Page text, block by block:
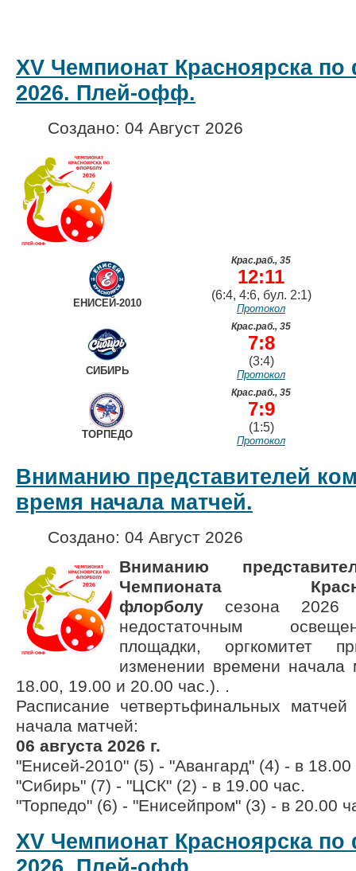
XV Чемпионат Красноярска
2026. Плей-офф.
Создано: 04 Август 2026
ЕНИСЕЙ-2010
Крас.раб., 35
12:11
(6:4, 4:6, бул. 2:1)
Протокол
СИБИРЬ
Крас.раб., 35
7:8
(3:4)
Протокол
ТОРПЕДО
Крас.раб., 35
7:9
(1:5)
Протокол
Вниманию представителей
время начала матчей.
Создано: 04 Август 2026
Вниманию
Чемпионата
флорболу сезона 2026
недостаточным
площадки, оргкомитет
изменении времени
18.00, 19.00 и 20.00 час.). .
Расписание четвертьфинальных
начала матчей:
06 августа 2026 г.
"Енисей-2010" (5) - "Авангард" (4) - в 18.00
"Сибирь" (7) - "ЦСК" (2) - в 19.00 час.
"Торпедо" (6) - "Енисейпром" (3) - в 20.00
XV Чемпионат Красноярска